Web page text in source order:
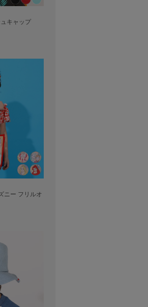
キャップ
ニー フリルオ